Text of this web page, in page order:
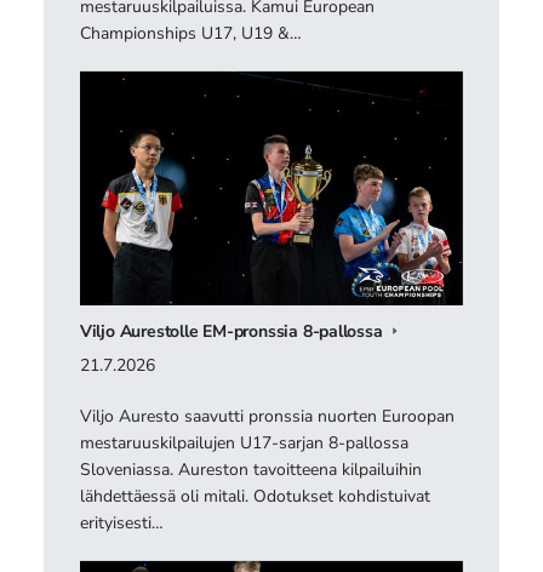
mestaruuskilpailuissa. Kamui European
Championships U17, U19 &…
Viljo Aurestolle EM-pronssia 8-pallossa
21.7.2026
Viljo Auresto saavutti pronssia nuorten Euroopan
mestaruuskilpailujen U17-sarjan 8-pallossa
Sloveniassa. Aureston tavoitteena kilpailuihin
lähdettäessä oli mitali. Odotukset kohdistuivat
erityisesti…